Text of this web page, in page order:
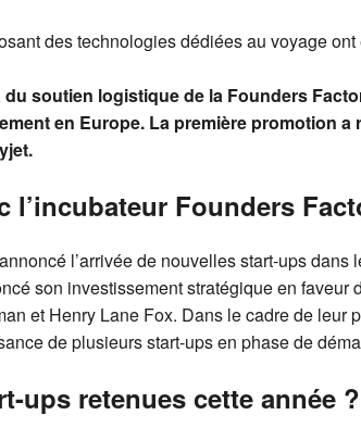
des technologies dédiées au voyage
soutien logistique de la Founders
en Europe. La première promotion
l’incubateur Founders
l’arrivée de nouvelles start-ups
son investissement stratégique en
et Henry Lane Fox. Dans le cadre de
de plusieurs start-ups en phase de
ups retenues cette année ?